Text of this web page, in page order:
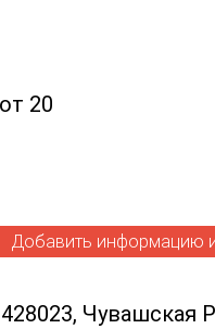
20
Добавить информацию
428023, Чувашская